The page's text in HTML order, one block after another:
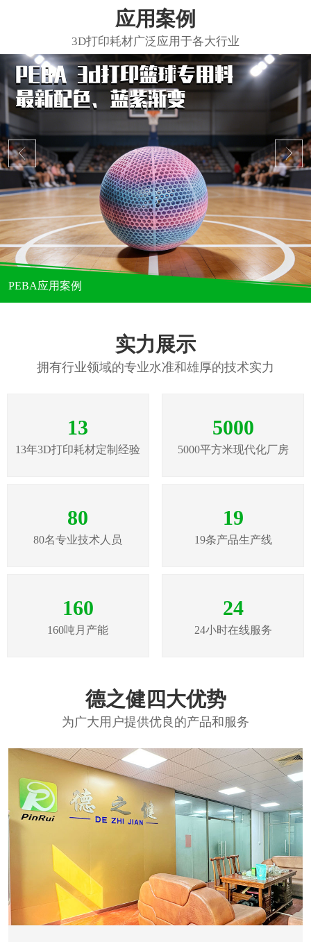
应用案例
PEBA应用案例
实力展示
拥有行业领域的专业水准和雄厚的技术实力
13
13年3D打印耗材定制经验
5000
5000平方米现代化厂房
80
80名专业技术人员
19
19条产品生产线
160
160吨月产能
24
24小时在线服务
德之健四大优势
为广大用户提供优良的产品和服务